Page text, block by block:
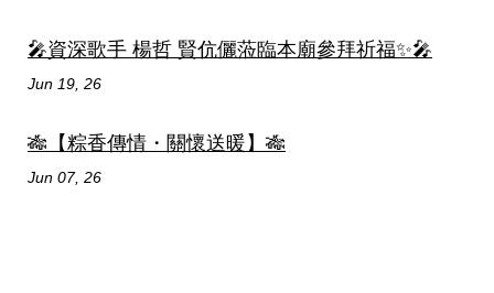
🎤資深歌手 楊哲 賢伉儷蒞臨本廟參拜祈福✨🎤
Jun 19, 26
🎋【粽香傳情・關懷送暖】🎋
Jun 07, 26